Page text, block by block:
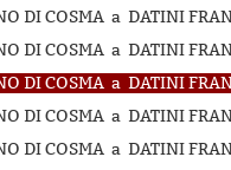
DI COSMA a DATINI
DI COSMA a DATINI
DI COSMA a DATINI
DI COSMA a DATINI
DI COSMA a DATINI